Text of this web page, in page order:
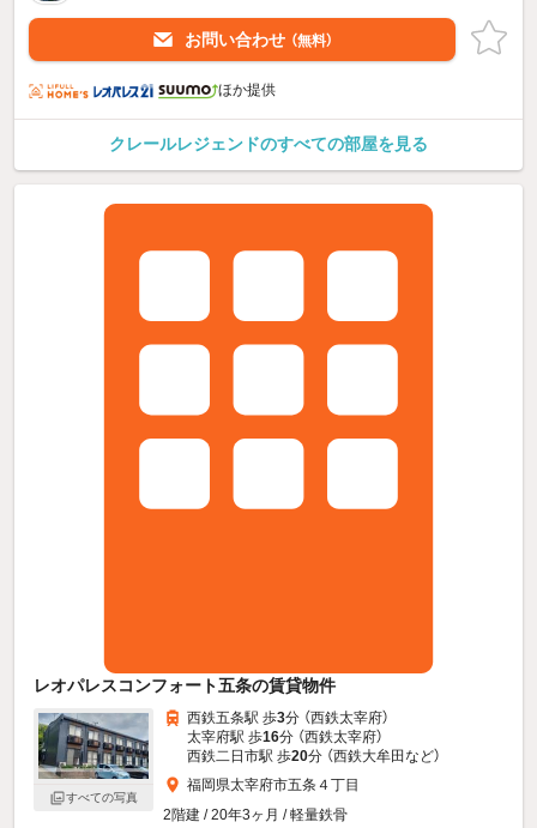
お問い合わせ （無料）
ほか提供
クレールレジェンドのすべての部屋を見る
レオパレスコンフォート五条の賃貸物件
すべての写真
西鉄五条駅 歩3分 （西鉄太宰府）
太宰府駅 歩16分 （西鉄太宰府）
西鉄二日市駅 歩20分 （西鉄大牟田など）
福岡県太宰府市五条４丁目
2階建 / 20年3ヶ月 / 軽量鉄骨